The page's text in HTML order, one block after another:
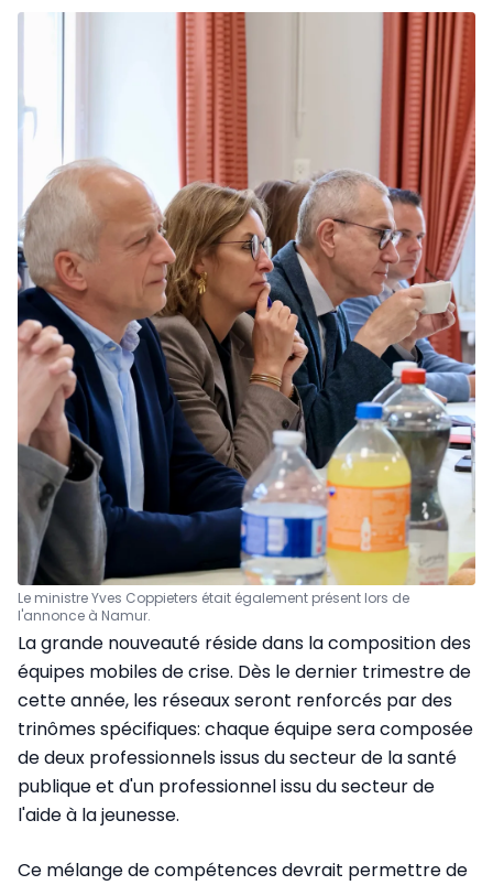
Le ministre Yves Coppieters était également présent lors de
l'annonce à Namur.
La grande nouveauté réside dans la composition des
équipes mobiles de crise. Dès le dernier trimestre de
cette année, les réseaux seront renforcés par des
trinômes spécifiques: chaque équipe sera composée
de deux professionnels issus du secteur de la santé
publique et d'un professionnel issu du secteur de
l'aide à la jeunesse.
Ce mélange de compétences devrait permettre de